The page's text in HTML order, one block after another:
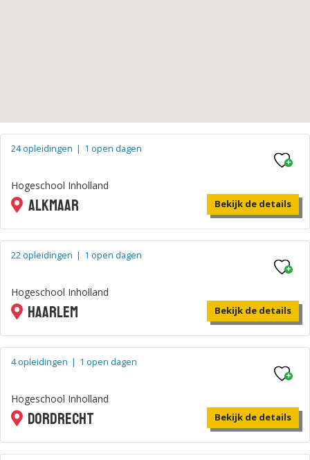
24 opleidingen | 1 open dagen
Hogeschool Inholland
Alkmaar Bekijk de details
22 opleidingen | 1 open dagen
Hogeschool Inholland
Haarlem Bekijk de details
4 opleidingen | 1 open dagen
Hogeschool Inholland
Dordrecht Bekijk de details